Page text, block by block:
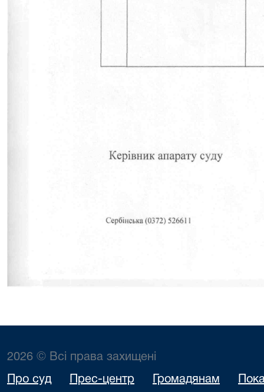
2026 © Всі права захищені
Про суд Прес-центр Громадянам